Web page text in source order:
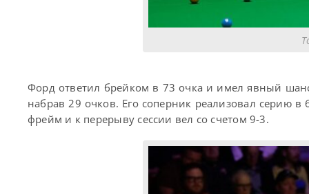
Форд ответил брейком в 73 очка и имел явный
набрав 29 очков. Его соперник реализовал серию
фрейм и к перерыву сессии вел со счетом 9-3.